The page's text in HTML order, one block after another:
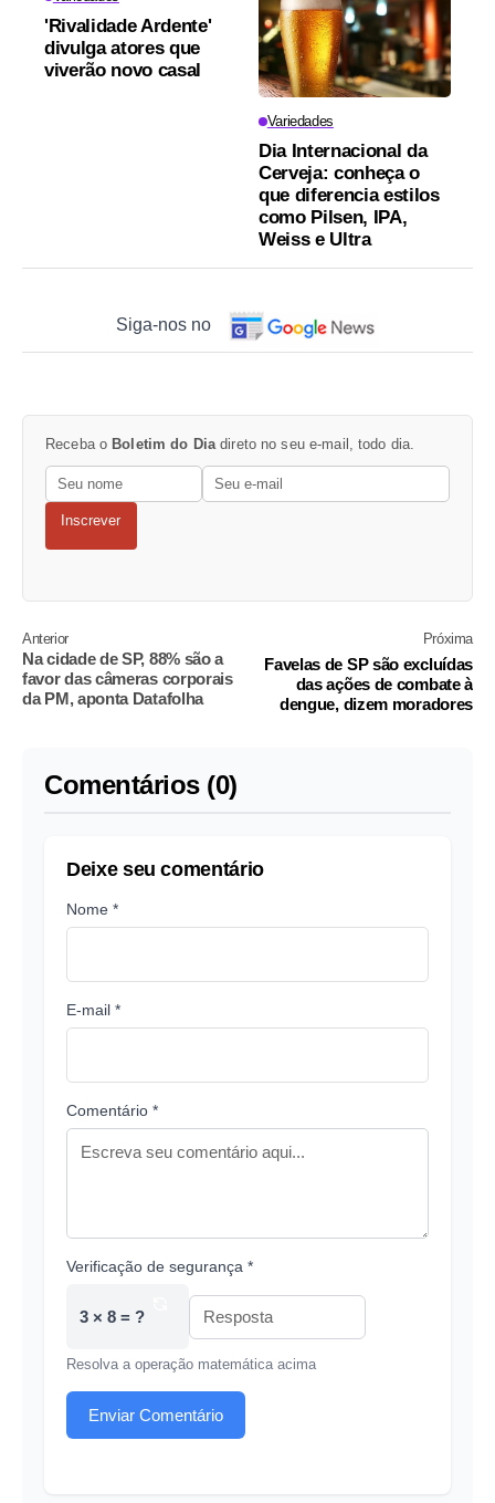
'Rivalidade Ardente'
divulga atores que
viverão novo casal
Variedades
Dia Internacional da
Cerveja: conheça o
que diferencia estilos
como Pilsen, IPA,
Weiss e Ultra
Siga-nos no
Receba o Boletim do Diadireto no seu e-mail, todo dia.
Inscrever
Anterior
Na cidade de SP, 88% são a
favor das câmeras corporais
da PM, aponta Datafolha
Próxima
Favelas de SP são excluídas
das ações de combate à
dengue, dizem moradores
Comentários (0)
Deixe seu comentário
Nome *
E-mail *
Comentário *
Verificação de segurança *
3 × 8 = ?
Resolva a operação matemática acima
Enviar Comentário